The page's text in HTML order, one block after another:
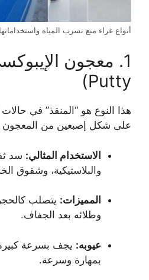
أنواع غراء منع تسرب المياه واستخداماتها
Putty)
هذا النوع هو “المنقذ” في
على شكل إصبعين من المعجون
الاستخدام المثالي: سد
والبلاستيكية، وشقوق
المميزات: يتصلب
وطلائه بعد الجفاف.
عيوبه: يجف بسرعة
بمهارة وسرعة.